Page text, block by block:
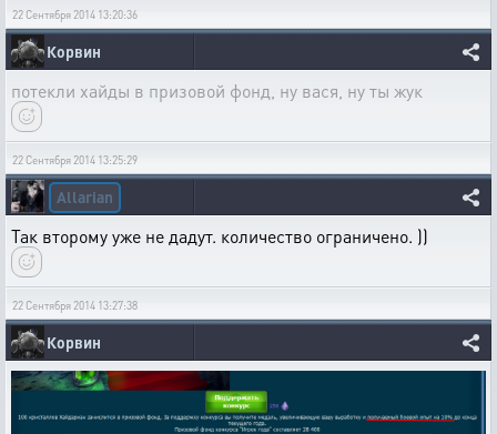
22 Сентября 2014 13:20:36
Корвин
потекли хайды в призовой фонд, ну вася, ну ты жук
22 Сентября 2014 13:25:29
Allarian
Так второму уже не дадут. количество ограничено. ))
22 Сентября 2014 13:27:38
Корвин